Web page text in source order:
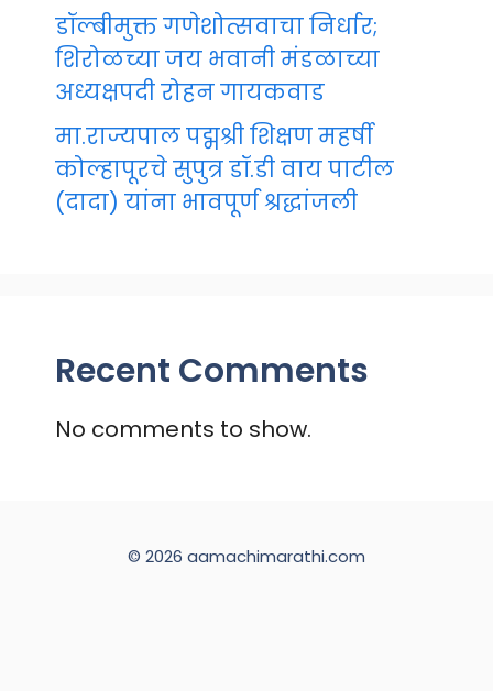
डॉल्बीमुक्त गणेशोत्सवाचा निर्धार;
शिरोळच्या जय भवानी मंडळाच्या
अध्यक्षपदी रोहन गायकवाड
मा.राज्यपाल पद्मश्री शिक्षण महर्षी
कोल्हापूरचे सुपुत्र डॉ.डी वाय पाटील
(दादा) यांना भावपूर्ण श्रद्धांजली
Recent Comments
No comments to show.
© 2026 aamachimarathi.com